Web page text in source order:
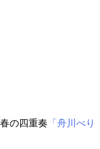
の四重奏 「舟川べり